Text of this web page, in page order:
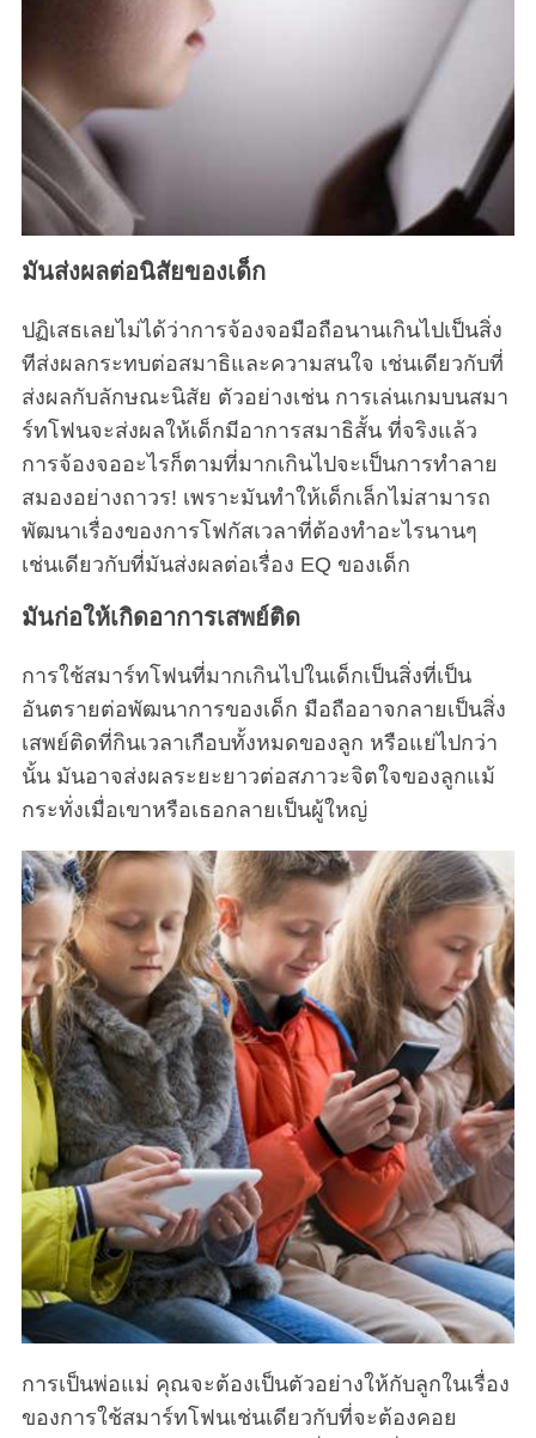
มันส่งผลต่อนิสัยของเด็ก
ปฏิเสธเลยไม่ได้ว่าการจ้องจอมือถือนานเกินไปเป็นสิ่ง
ทีส่งผลกระทบต่อสมาธิและความสนใจ เช่นเดียวกับที่
ส่งผลกับลักษณะนิสัย ตัวอย่างเช่น การเล่นเกมบนสมา
ร์ทโฟนจะส่งผลให้เด็กมีอาการสมาธิสั้น ที่จริงแล้ว
การจ้องจออะไรก็ตามที่มากเกินไปจะเป็นการทำลาย
สมองอย่างถาวร! เพราะมันทำให้เด็กเล็กไม่สามารถ
พัฒนาเรื่องของการโฟกัสเวลาที่ต้องทำอะไรนานๆ
เช่นเดียวกับที่มันส่งผลต่อเรื่อง EQ ของเด็ก
มันก่อให้เกิดอาการเสพย์ติด
การใช้สมาร์ทโฟนที่มากเกินไปในเด็กเป็นสิ่งที่เป็น
อันตรายต่อพัฒนาการของเด็ก มือถืออาจกลายเป็นสิ่ง
เสพย์ติดที่กินเวลาเกือบทั้งหมดของลูก หรือแย่ไปกว่า
นั้น มันอาจส่งผลระยะยาวต่อสภาวะจิตใจของลูกแม้
กระทั่งเมื่อเขาหรือเธอกลายเป็นผู้ใหญ่
การเป็นพ่อแม่ คุณจะต้องเป็นตัวอย่างให้กับลูกในเรื่อง
ของการใช้สมาร์ทโฟนเช่นเดียวกับที่จะต้องคอย